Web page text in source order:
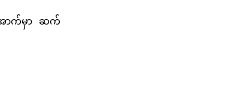
ာက်မှာ ဆက်